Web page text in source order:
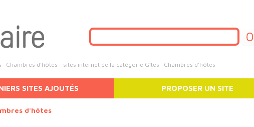
Chambres d'hôtes : sites internet de la catégorie Gîtes- Chambres d'hôtes
SITES AJOUTÉS PROPOSER UN SITE
d'hôtes